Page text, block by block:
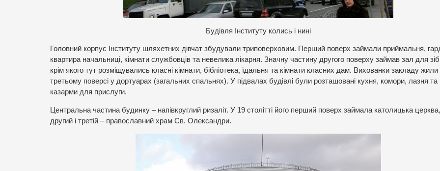
Будівля Інституту колись і нині
Головний корпус Інституту шляхетних дівчат збудували триповерховим. Перший поверх займали приймальня,
квартира начальниці, кімнати службовців та невелика лікарня. Значну частину другого поверху займав зал для
крім якого тут розміщувались класні кімнати, бібліотека, їдальня та кімнати класних дам. Вихованки закладу жили
третьому поверсі у дортуарах (загальних спальнях). У підвалах будівлі були розташовані кухня, комори, лазня та
казарми для прислуги.
Центральна частина будинку – напівкруглий ризаліт. У 19 столітті його перший поверх займала католицька
другий і третій – православний храм Св. Олександри.